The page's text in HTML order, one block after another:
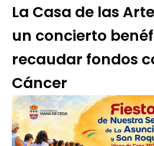
La Casa de las
un concierto
recaudar fondos
Cáncer